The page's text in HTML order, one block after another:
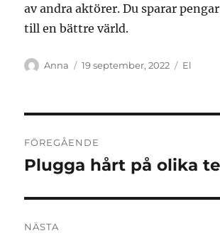
av andra aktörer. Du sparar
till en bättre värld.
Författare
Anna
Publicerat
19 september, 2022 El
FÖREGÅENDE
Föregående
Plugga hårt på olika
NÄSTA